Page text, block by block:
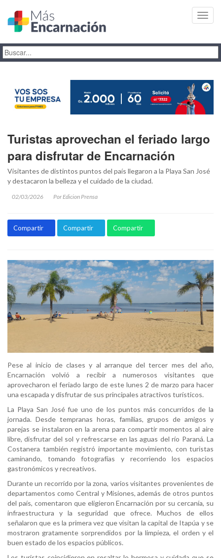
Turistas aprovechan el feriado largo
para disfrutar de Encarnación
Visitantes de distintos puntos del país llegaron a la Playa San José
y destacaron la belleza y el cuidado de la ciudad.
02/03/2026 Por Edicion Prensa
Compartir Compartir Compartir
Pese al inicio de clases y al arranque del tercer mes del año,
Encarnación volvió a recibir a numerosos visitantes que
aprovecharon el feriado largo de este lunes 2 de marzo para hacer
una escapada y disfrutar de sus principales atractivos turísticos.
La Playa San José fue uno de los puntos más concurridos de la
jornada. Desde tempranas horas, familias, grupos de amigos y
parejas se instalaron en la arena para compartir momentos al aire
libre, disfrutar del sol y refrescarse en las aguas del río Paraná. La
Costanera también registró importante movimiento, con turistas
caminando, tomando fotografías y recorriendo los espacios
gastronómicos y recreativos.
Durante un recorrido por la zona, varios visitantes provenientes de
departamentos como Central y Misiones, además de otros puntos
del país, comentaron que eligieron Encarnación por su cercanía, su
infraestructura y la seguridad que ofrece. Muchos de ellos
señalaron que es la primera vez que visitan la capital de Itapúa y se
mostraron gratamente sorprendidos por la limpieza, el orden y el
buen estado de los espacios públicos.